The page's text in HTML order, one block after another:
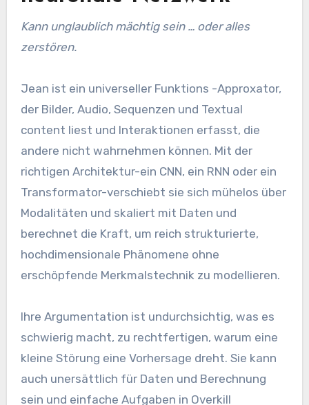
Kann unglaublich mächtig sein … oder alles
zerstören.
Jean ist ein universeller Funktions -Approxator,
der Bilder, Audio, Sequenzen und Textual
content liest und Interaktionen erfasst, die
andere nicht wahrnehmen können. Mit der
richtigen Architektur-ein CNN, ein RNN oder ein
Transformator-verschiebt sie sich mühelos über
Modalitäten und skaliert mit Daten und
berechnet die Kraft, um reich strukturierte,
hochdimensionale Phänomene ohne
erschöpfende Merkmalstechnik zu modellieren.
Ihre Argumentation ist undurchsichtig, was es
schwierig macht, zu rechtfertigen, warum eine
kleine Störung eine Vorhersage dreht. Sie kann
auch unersättlich für Daten und Berechnung
sein und einfache Aufgaben in Overkill